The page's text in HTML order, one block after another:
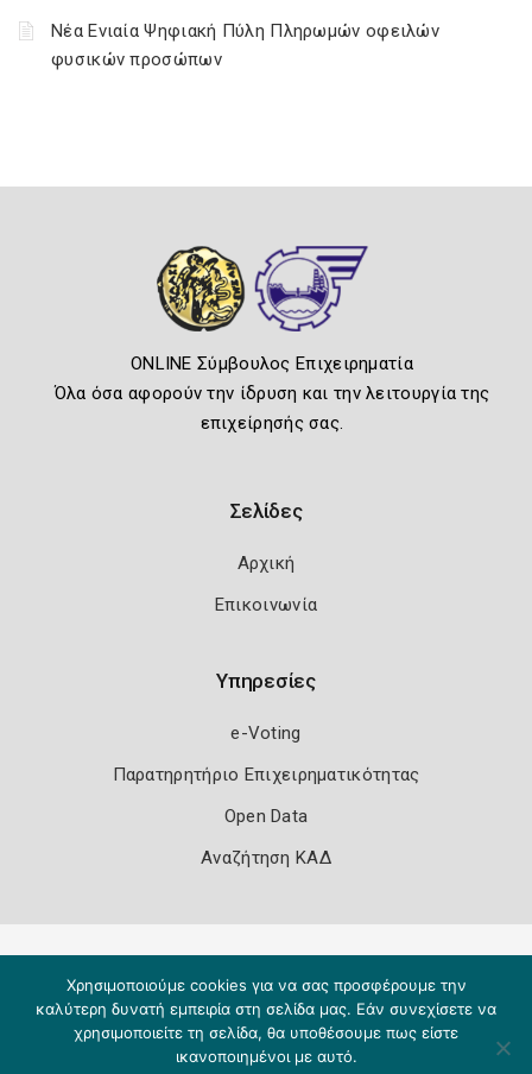
Νέα Ενιαία Ψηφιακή Πύλη Πληρωμών οφειλών
φυσικών προσώπων
ONLINE Σύμβουλος Επιχειρηματία
Όλα όσα αφορούν την ίδρυση και την λειτουργία της
επιχείρησής σας.
Σελίδες
Αρχική
Επικοινωνία
Υπηρεσίες
e-Voting
Παρατηρητήριο Επιχειρηματικότητας
Open Data
Αναζήτηση ΚΑΔ
Χρησιμοποιούμε cookies για να σας προσφέρουμε την
καλύτερη δυνατή εμπειρία στη σελίδα μας. Εάν συνεχίσετε να
χρησιμοποιείτε τη σελίδα, θα υποθέσουμε πως είστε
ικανοποιημένοι με αυτό.
Copyright 2026 Knowledge A.E.